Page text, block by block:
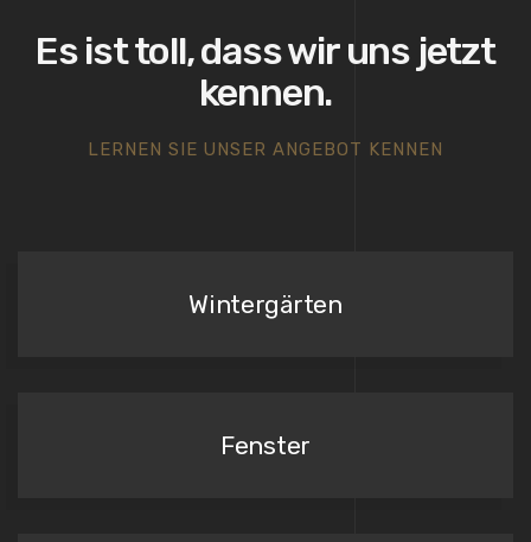
Es ist toll, dass wir uns jetzt
kennen.
LERNEN SIE UNSER ANGEBOT KENNEN
Wintergärten
Fenster